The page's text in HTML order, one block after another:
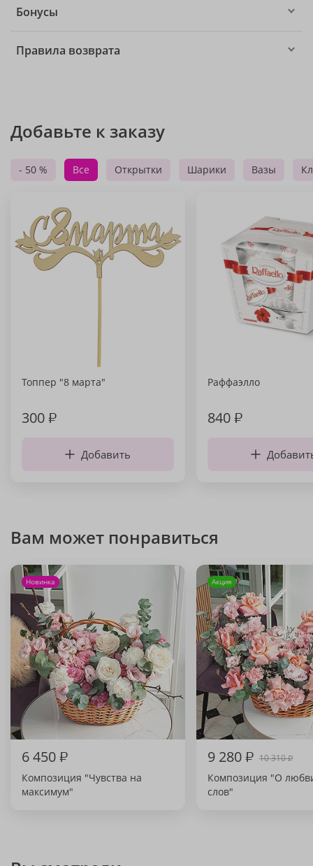
Бонусы
Правила возврата
Добавьте к заказу
- 50 % Все Открытки Шарики Вазы
Топпер "8 марта"
300₽
Добавить
Раффаэлло
840₽
Вам может понравиться
Новинка
6 450₽
Композиция "Чувства на
максимум"
Акция
9 280₽ 10 310₽
Композиция "О
слов"